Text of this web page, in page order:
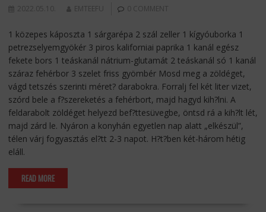
2022.05.10. EMTEEFU 0 COMMENT
1 közepes káposzta 1 sárgarépa 2 szál zeller 1 kígyóuborka 1
petrezselyemgyökér 3 piros kaliforniai paprika 1 kanál egész
fekete bors 1 teáskanál nátrium-glutamát 2 teáskanál só 1 kanál
száraz fehérbor 3 szelet friss gyömbér Mosd meg a zöldéget,
vágd tetszés szerinti méret? darabokra. Forralj fel két liter vizet,
szórd bele a f?szereketés a fehérbort, majd hagyd kih?lni. A
feldarabolt zöldéget helyezd bef?ttesüvegbe, öntsd rá a kih?lt lét,
majd zárd le. Nyáron a konyhán egyetlen nap alatt „elkészül”,
télen várj fogyasztás el?tt 2-3 napot. H?t?ben két-három hétig
eláll.
READ MORE